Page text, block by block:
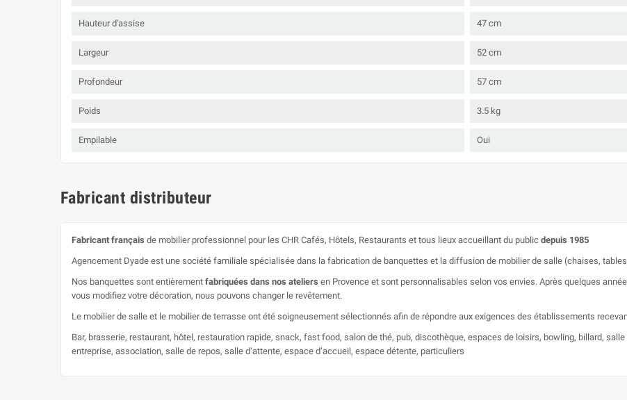
Hauteur d'assise 47 cm
Largeur 52 cm
Profondeur 57 cm
Poids 3.5 kg
Empilable Oui
Fabricant distributeur
Fabricant français de mobilier professionnel pour les CHR Cafés, Hôtels, Restaurants et tous lieux accueillant du public depuis 1985
Agencement Dyade est une société familiale spécialisée dans la fabrication de banquettes et la diffusion de mobilier de salle (chaises,
Nos banquettes sont entièrement fabriquées dans nos ateliers en Provence et sont personnalisables selon vos envies. Après quelques
vous modifiez votre décoration, nous pouvons changer le revêtement.
Le mobilier de salle et le mobilier de terrasse ont été soigneusement sélectionnés afin de répondre aux exigences des établissements
Bar, brasserie, restaurant, hôtel, restauration rapide, snack, fast food, salon de thé, pub, discothèque, espaces de loisirs, bowling, billard,
entreprise, association, salle de repos, salle d’attente, espace d’accueil, espace détente, particuliers